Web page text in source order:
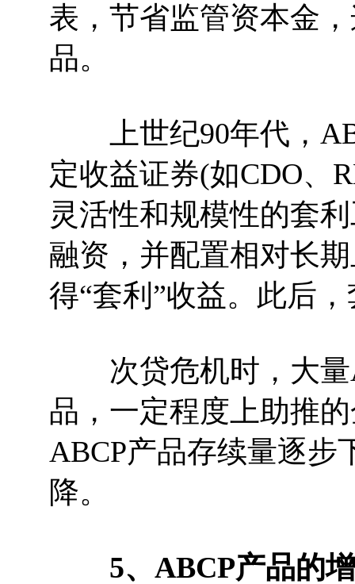
表，节省监管资本金
品。
上世纪90年代，
定收益证券(如CDO、
灵活性和规模性的套
融资，并配置相对长
得“套利”收益。此后
次贷危机时，大量
品，一定程度上助推
ABCP产品存续量逐步
降。
5、ABCP产品的